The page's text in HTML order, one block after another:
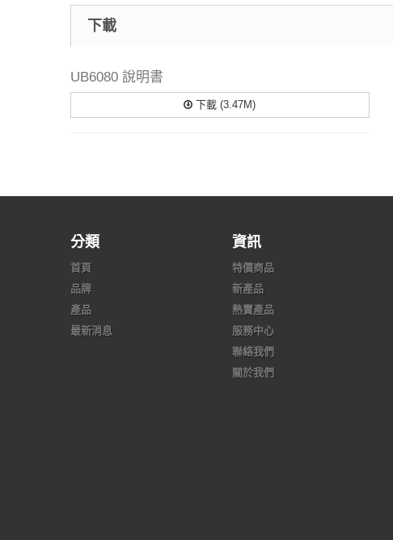
下載
UB6080 說明書
下載 (3.47M)
分類
首頁
品牌
產品
最新消息
資訊
特價商品
新產品
熱賣產品
服務中心
聯絡我們
關於我們